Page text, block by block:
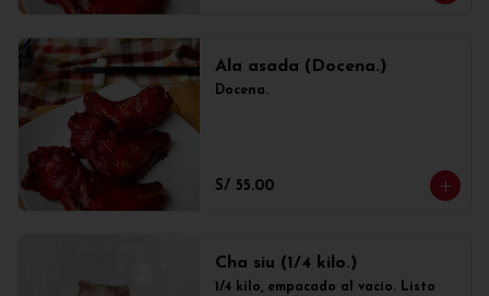
Ala asada (Docena.)
Docena.
S/ 55.00
Cha siu (1/4 kilo.)
1/4 kilo, empacado al vacío. Listo